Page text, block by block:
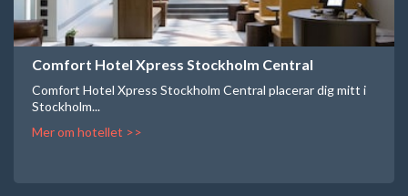
Comfort Hotel Xpress Stockholm Central
Comfort Hotel Xpress Stockholm Central placerar dig mitt i
Stockholm...
Mer om hotellet >>